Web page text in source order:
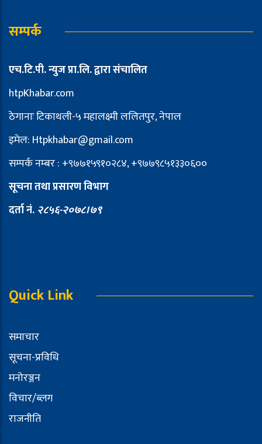
सम्पर्क
एच.टि.पी. न्युज प्रा.लि. द्वारा संचालित
htpKhabar.com
ठेगानाः टिकाथली-५ महालक्ष्मी ललितपुर, नेपाल
इमेल: Htpkhabar@gmail.com
सम्पर्क नम्बर : +९७७१५९१०२८४, +९७७९८५१३३०६००
सूचना तथा प्रसारण विभाग
दर्ता नं. २८५६-२०७८।७९
Quick Link
समाचार
सूचना-प्रविधि
मनोरञ्जन
विचार/ब्लग
राजनीति